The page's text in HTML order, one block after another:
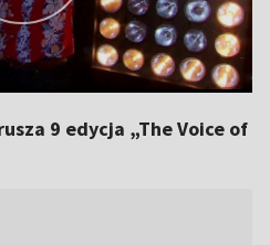
9 edycja „The Voice of